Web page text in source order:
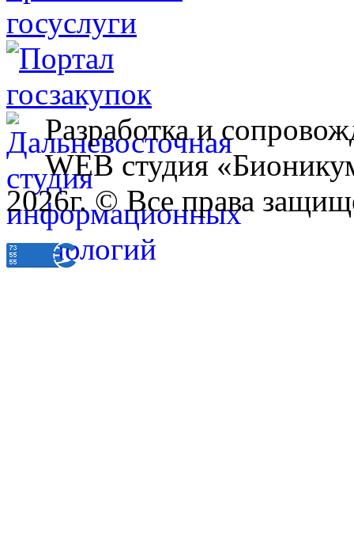
Разработка и
WEB студия
2026г. © Все права